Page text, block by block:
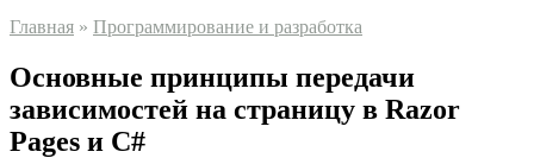
Главная » Программирование и разработка
Основные принципы передачи
зависимостей на страницу в Razor
Pages и C#